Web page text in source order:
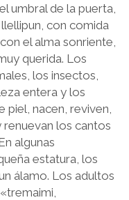
umbral de la puerta,
con comida
el alma sonriente,
querida. Los
los insectos,
entera y los
piel, nacen, reviven,
renuevan los cantos
algunas
estatura, los
álamo. Los adultos